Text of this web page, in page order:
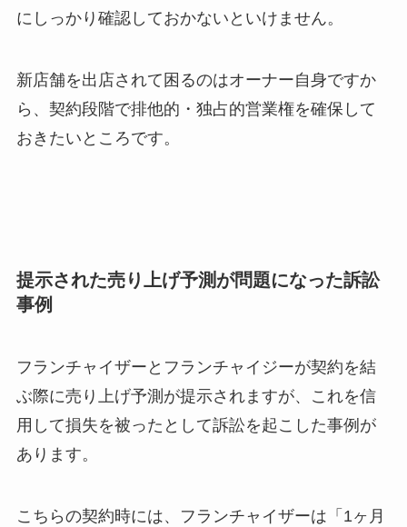
にしっかり確認しておかないといけません。
新店舗を出店されて困るのはオーナー自身ですか
ら、契約段階で排他的・独占的営業権を確保して
おきたいところです。
提示された売り上げ予測が問題になった訴訟
事例
フランチャイザーとフランチャイジーが契約を結
ぶ際に売り上げ予測が提示されますが、これを信
用して損失を被ったとして訴訟を起こした事例が
あります。
こちらの契約時には、フランチャイザーは「1ヶ月